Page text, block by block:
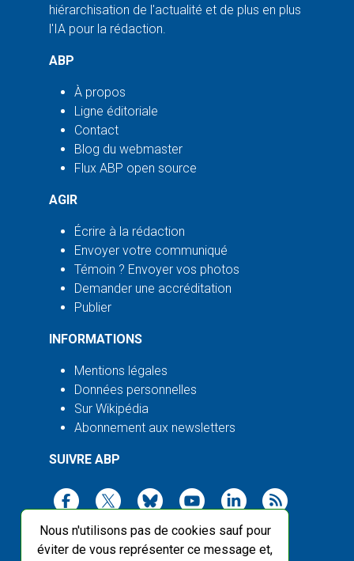
Nous n'utilisons pas de cookies sauf pour
éviter de vous représenter ce message et,
hiérarchisation de l'actualité et de plus en plus
l'IA pour la rédaction.
ABP
À propos
Ligne éditoriale
Contact
Blog du webmaster
Flux ABP open source
AGIR
Écrire à la rédaction
Envoyer votre communiqué
Témoin ? Envoyer vos photos
Demander une accréditation
Publier
INFORMATIONS
Mentions légales
Données personnelles
Sur Wikipédia
Abonnement aux newsletters
SUIVRE ABP